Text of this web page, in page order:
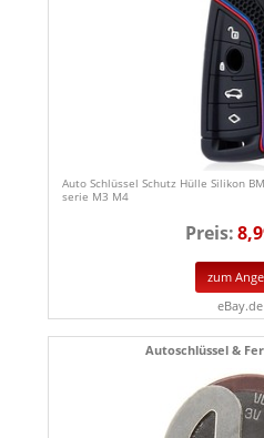
Auto Schlüssel Schutz Hülle Silikon
serie M3 M4
Preis:
zum
Autoschlüssel &